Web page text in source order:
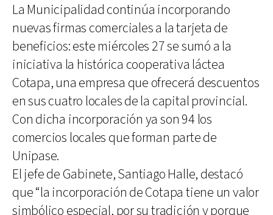
La Municipalidad continúa incorporando
nuevas firmas comerciales a la tarjeta de
beneficios: este miércoles 27 se sumó a la
iniciativa la histórica cooperativa láctea
Cotapa, una empresa que ofrecerá descuentos
en sus cuatro locales de la capital provincial.
Con dicha incorporación ya son 94 los
comercios locales que forman parte de
Unipase.
El jefe de Gabinete, Santiago Halle, destacó
que “la incorporación de Cotapa tiene un valor
simbólico especial, por su tradición y porque